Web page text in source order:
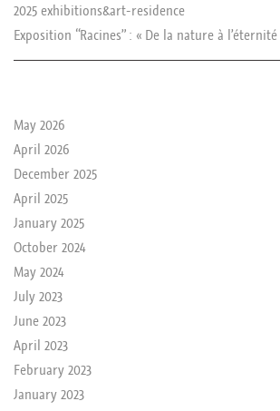
2025 exhibitions&art-residence
Exposition “Racines” : « De la nature à l’éternité
May 2026
April 2026
December 2025
April 2025
January 2025
October 2024
May 2024
July 2023
June 2023
April 2023
February 2023
January 2023